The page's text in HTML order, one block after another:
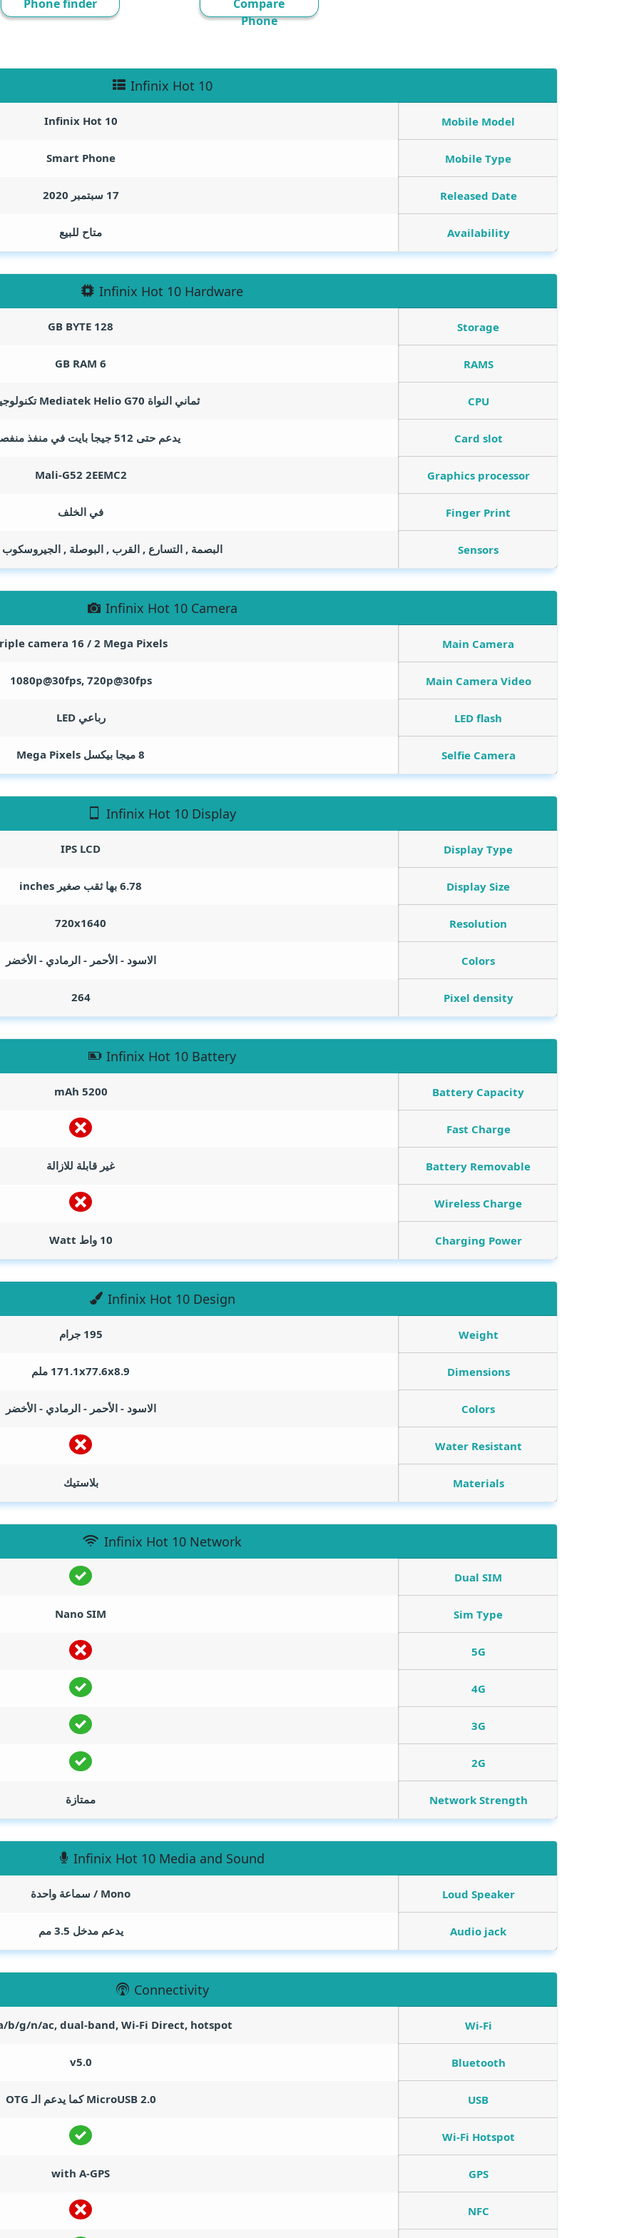
Compare
Phone
Phone finder
Infinix Hot 10
Mobile Model
Infinix Hot 10
Mobile Type
Smart Phone
Released Date 17 سبتمبر 2020
Availability متاح للبيع
Infinix Hot 10 Hardware
Storage
128
GB BYTE
RAMS
6
GB RAM
CPU ثماني النواة Mediatek Helio G70 تكنولوجيا 12 نانو
Card slot يدعم حتى 512 جيجا بايت في منفذ منفصل به
Graphics processor
Mali-G52 2EEMC2
Finger Print في الخلف
Sensors البصمة , التسارع , القرب , البوصلة ,
Infinix Hot 10 Camera
Main Camera
camera 16 / 2 Mega Pixels
Main Camera Video
1080p@30fps, 720p@30fps
LED flash رباعي LED
Selfie Camera 8 ميجا بيكسل Mega Pixels
Infinix Hot 10 Display
Display Type
IPS LCD
Display Size 6.78 بها ثقب صغير inches
Resolution
720x1640
Colors الاسود - الأحمر - الرمادي - الأخضر
Pixel density
264
Infinix Hot 10 Battery
Battery Capacity
5200
mAh
Fast Charge
Battery Removable غير قابلة للازالة
Wireless Charge
Charging Power 10 واط Watt
Infinix Hot 10 Design
Weight 195 جرام
Dimensions 171.1x77.6x8.9 ملم
Colors الاسود - الأحمر - الرمادي - الأخضر
Water Resistant
Materials بلاستيك
Infinix Hot 10 Network
Dual SIM
Sim Type
Nano SIM
5G
4G
3G
2G
Network Strength ممتازة
Infinix Hot 10 Media and Sound
Loud Speaker Mono / سماعة واحدة
Audio jack يدعم مدخل 3.5 مم
Connectivity
Wi-Fi
b/g/n/ac, dual-band, Wi-Fi Direct, hotspot
Bluetooth
v5.0
USB MicroUSB 2.0 كما يدعم الـ OTG
Wi-Fi Hotspot
GPS
with A-GPS
NFC